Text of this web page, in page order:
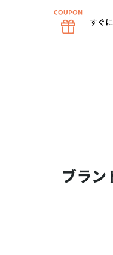
ブラン
すぐ